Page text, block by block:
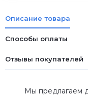
Описание товара
Способы оплаты
Отзывы покупателей
Мы предлагаем